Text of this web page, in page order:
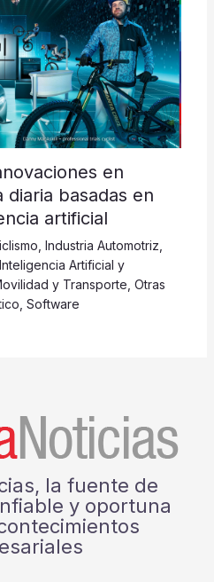
en
diaria basadas en
artificial
Industria Automotriz
Inteligencia Artificial y
y Transporte Otras
Software
la fuente de
y oportuna